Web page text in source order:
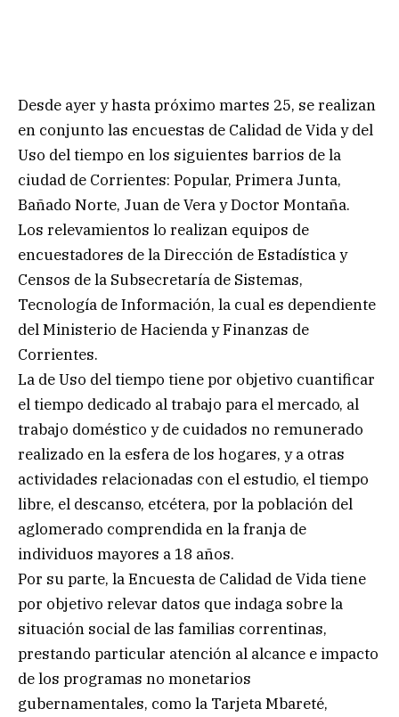
Desde ayer y hasta próximo martes 25, se realizan
en conjunto las encuestas de Calidad de Vida y del
Uso del tiempo en los siguientes barrios de la
ciudad de Corrientes: Popular, Primera Junta,
Bañado Norte, Juan de Vera y Doctor Montaña.
Los relevamientos lo realizan equipos de
encuestadores de la Dirección de Estadística y
Censos de la Subsecretaría de Sistemas,
Tecnología de Información, la cual es dependiente
del Ministerio de Hacienda y Finanzas de
Corrientes.
La de Uso del tiempo tiene por objetivo cuantificar
el tiempo dedicado al trabajo para el mercado, al
trabajo doméstico y de cuidados no remunerado
realizado en la esfera de los hogares, y a otras
actividades relacionadas con el estudio, el tiempo
libre, el descanso, etcétera, por la población del
aglomerado comprendida en la franja de
individuos mayores a 18 años.
Por su parte, la Encuesta de Calidad de Vida tiene
por objetivo relevar datos que indaga sobre la
situación social de las familias correntinas,
prestando particular atención al alcance e impacto
de los programas no monetarios
gubernamentales, como la Tarjeta Mbareté,